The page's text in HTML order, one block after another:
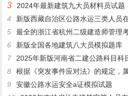
3
2024年最新建筑九大员材料员试题
4
新版西藏自治区公路水运三类人员
5
最全的浙江省杭州二级建造师管理
6
新版全国各地建筑八大员模拟题库
7
2025年新版河南省二建公路科目科
8
根据《突发事件应对法》的规定，属于突发事
9
安徽公路水运安全a证模拟试题